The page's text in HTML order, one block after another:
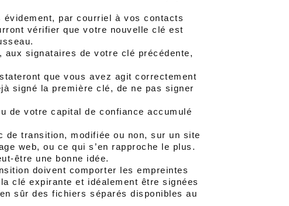
par courriel à vos contacts
vérifier que votre nouvelle clé est
aux signataires de votre clé précédente,
que vous avez agit correctement
signé la première clé, de ne pas signer
de votre capital de confiance accumulé
de transition, modifiée ou non, sur un site
web, ou ce qui s’en rapproche le plus.
être une bonne idée.
doivent comporter les empreintes
clé expirante et idéalement être signées
sûr des fichiers séparés disponibles au